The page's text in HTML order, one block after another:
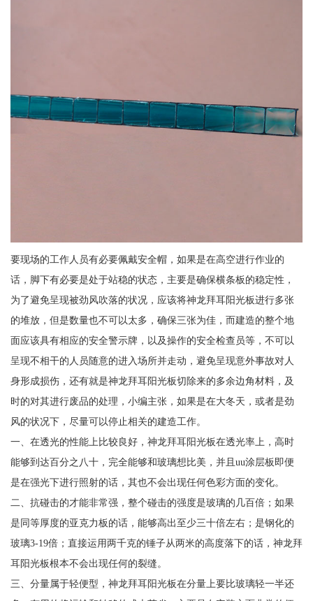
要现场的工作人员有必要佩戴安全帽，如果是在高空进行作业的
话，脚下有必要是处于站稳的状态，主要是确保横条板的稳定性，
为了避免呈现被劲风吹落的状况，应该将神龙拜耳阳光板进行多张
的堆放，但是数量也不可以太多，确保三张为佳，而建造的整个地
面应该具有相应的安全警示牌，以及操作的安全检查员等，不可以
呈现不相干的人员随意的进入场所并走动，避免呈现意外事故对人
身形成损伤，还有就是神龙拜耳阳光板切除来的多余边角材料，及
时的对其进行废品的处理，小编主张，如果是在大冬天，或者是劲
风的状况下，尽量可以停止相关的建造工作。
一、在透光的性能上比较良好，神龙拜耳阳光板在透光率上，高时
能够到达百分之八十，完全能够和玻璃想比美，并且uu涂层板即便
是在强光下进行照射的话，其也不会出现任何色彩方面的变化。
二、抗碰击的才能非常强，整个碰击的强度是玻璃的几百倍；如果
是同等厚度的亚克力板的话，能够高出至少三十倍左右；是钢化的
玻璃3-19倍；直接运用两千克的锤子从两米的高度落下的话，神龙拜
耳阳光板根本不会出现任何的裂缝。
三、分量属于轻便型，神龙拜耳阳光板在分量上要比玻璃轻一半还